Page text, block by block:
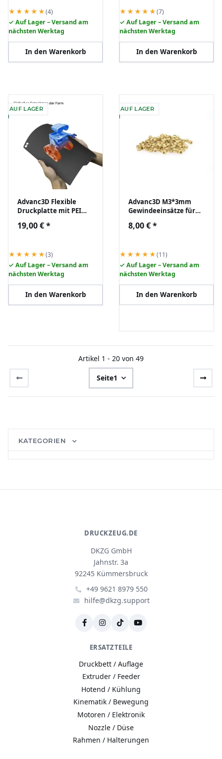
★★★★★(4)
✓ Auf Lager – Versand am
nächsten Werktag
In den Warenkorb
★★★★★(7)
✓ Auf Lager – Versand am
nächsten Werktag
In den Warenkorb
AUF LAGER
Advanc3D Flexible
Druckplatte mit PEI
A1 P1 X1
19,00 €*
★★★★★(3)
✓ Auf Lager – Versand am
nächsten Werktag
In den Warenkorb
AUF LAGER
Advanc3D M3*3mm
Gewindeeinsätze für
im100er Set
8,00 €*
★★★★★(11)
✓ Auf Lager – Versand am
nächsten Werktag
In den Warenkorb
Artikel 1 - 20 von 49
Seite1
KATEGORIEN
DRUCKZEUG.DE
DKZG GmbH
Jahnstr. 3a
92245 Kümmersbruck
+49 9621 8979 550
hilfe@dkzg.support
ERSATZTEILE
Druckbett / Auflage
Extruder / Feeder
Hotend / Kühlung
Kinematik / Bewegung
Motoren / Elektronik
Nozzle / Düse
Rahmen / Halterungen